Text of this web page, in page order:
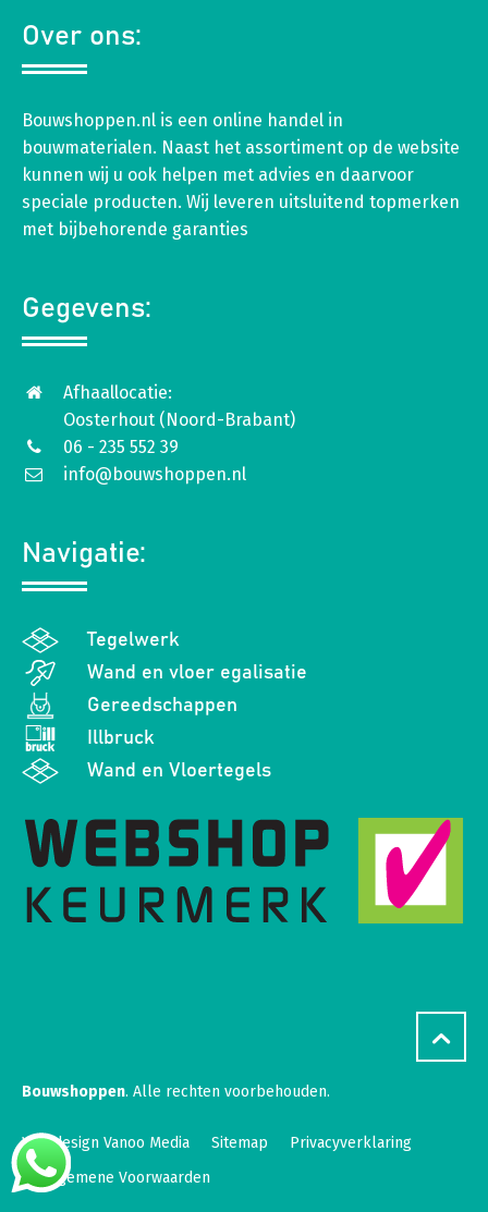
Over ons:
Bouwshoppen.nl is een online handel in
bouwmaterialen. Naast het assortiment op de website
kunnen wij u ook helpen met advies en daarvoor
speciale producten. Wij leveren uitsluitend topmerken
met bijbehorende garanties
Gegevens:
Afhaallocatie:
Oosterhout (Noord-Brabant)
06 - 235 552 39
info@bouwshoppen.nl
Navigatie:
Tegelwerk
Wand en vloer egalisatie
Gereedschappen
Illbruck
Wand en Vloertegels
Bouwshoppen. Alle rechten voorbehouden.
Webdesign Vanoo Media Sitemap
Privacyverklaring
Algemene Voorwaarden